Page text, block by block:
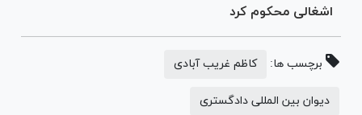
اشغالی محکوم کرد
برچسب ها: کاظم غریب آبادی
دیوان بین المللی دادگستری